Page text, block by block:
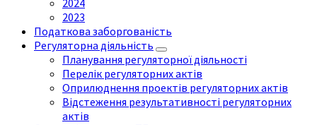
2024
2023
Податкова заборгованість
Регуляторна діяльність
Планування регуляторної діяльності
Перелік регуляторних актів
Оприлюднення проектів регуляторних актів
Відстеження результативності регуляторних
актів